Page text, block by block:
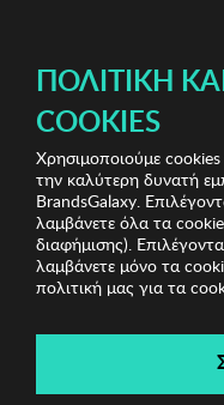
Jewels Shop Vol.2
Σκουλαρίκια Sadie
Jewels Shop
Λήγει σε: 05ημέρες |
ΠΟΛΙΤΙΚΉ
COOKIES
Χρησιμοποιούμε
την καλύτερη δυνατή
BrandsGalaxy.
λαμβάνετε όλα τα
διαφήμισης).
λαμβάνετε μόνο τα
πολιτική μας για τα